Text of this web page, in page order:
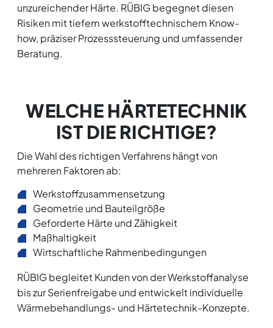
unzureichender Härte. RÜBIG begegnet diesen
Risiken mit tiefem werkstofftechnischem Know-
how, präziser Prozesssteuerung und umfassender
Beratung.
WELCHE HÄRTETECHNIK
IST DIE RICHTIGE?
Die Wahl des richtigen Verfahrens hängt von
mehreren Faktoren ab:
Werkstoffzusammensetzung
Geometrie und Bauteilgröße
Geforderte Härte und Zähigkeit
Maßhaltigkeit
Wirtschaftliche Rahmenbedingungen
RÜBIG begleitet Kunden von der Werkstoffanalyse
bis zur Serienfreigabe und entwickelt individuelle
Wärmebehandlungs- und Härtetechnik-Konzepte.